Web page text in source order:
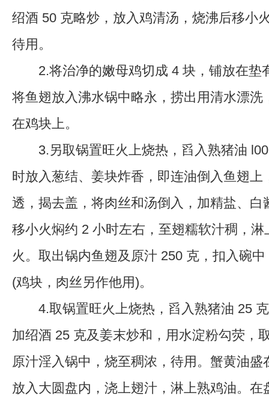
绍酒 50 克略炒，放入鸡清汤，烧沸后移小
待用。
2.将治净的嫩母鸡切成 4 块，铺放在垫
将鱼翅放入沸水锅中略永，捞出用清水漂洗
在鸡块上。
3.另取锅置旺火上烧热，舀入熟猪油 l00
时放入葱结、姜块炸香，即连油倒入鱼翅上
透，揭去盖，将肉丝和汤倒入，加精盐、白
移小火焖约 2 小时左右，至翅糯软汁稠，淋
火。取出锅内鱼翅及原汁 250 克，扣入碗
(鸡块，肉丝另作他用)。
4.取锅置旺火上烧热，舀入熟猪油 25 克
加绍酒 25 克及姜末炒和，用水淀粉勾荧，
原汁淫入锅中，烧至稠浓，待用。蟹黄油盛
放入大圆盘内，浇上翅汁，淋上熟鸡油。在